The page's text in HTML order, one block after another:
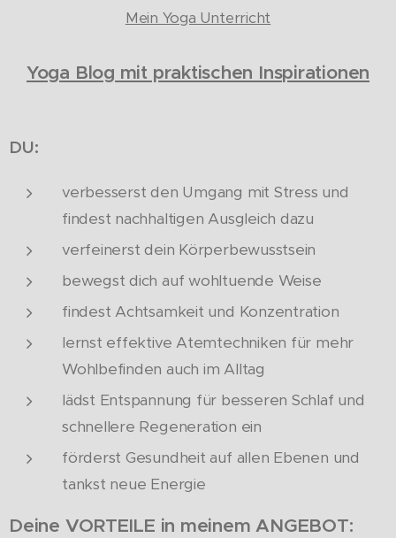
Mein Yoga Unterricht
Yoga Blog mit praktischen Inspirationen
DU:
verbesserst den Umgang mit Stress und
findest nachhaltigen Ausgleich dazu
verfeinerst dein Körperbewusstsein
bewegst dich auf wohltuende Weise
findest Achtsamkeit und Konzentration
lernst effektive Atemtechniken für mehr
Wohlbefinden auch im Alltag
lädst Entspannung für besseren Schlaf und
schnellere Regeneration ein
förderst Gesundheit auf allen Ebenen und
tankst neue Energie
Deine VORTEILE in meinem ANGEBOT: